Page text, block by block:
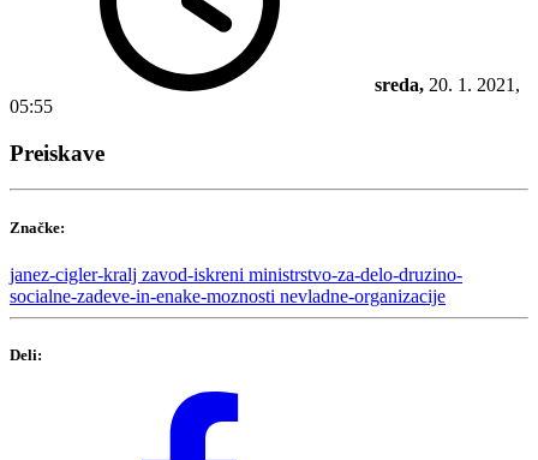
sreda, 20. 1. 2021,
05:55
Preiskave
Značke:
janez-cigler-kralj zavod-iskreni ministrstvo-za-delo-druzino-
socialne-zadeve-in-enake-moznosti nevladne-organizacije
Deli: